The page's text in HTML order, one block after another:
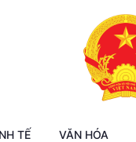
TẾ VĂN HÓA